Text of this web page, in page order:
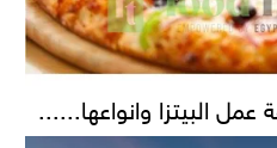
البيتزا وانواعها......